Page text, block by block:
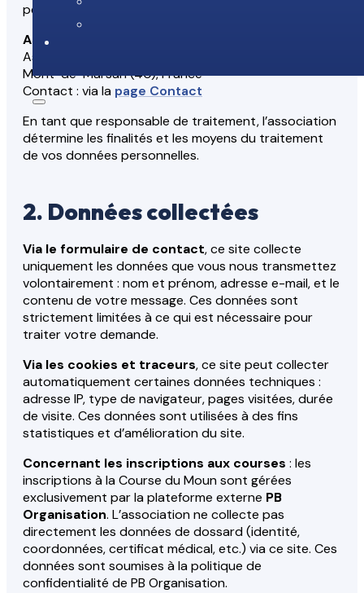
personnelles collectées via ce site est :
Association organisatrice de la Course du Moun
Association loi 1901 à but non lucratif
Mont-de-Marsan (40), France
Contact : via la page Contact
En tant que responsable de traitement, l’association
détermine les finalités et les moyens du traitement
de vos données personnelles.
2. Données collectées
Via le formulaire de contact, ce site collecte
uniquement les données que vous nous transmettez
volontairement : nom et prénom, adresse e-mail, et le
contenu de votre message. Ces données sont
strictement limitées à ce qui est nécessaire pour
traiter votre demande.
Via les cookies et traceurs, ce site peut collecter
automatiquement certaines données techniques :
adresse IP, type de navigateur, pages visitées, durée
de visite. Ces données sont utilisées à des fins
statistiques et d’amélioration du site.
Concernant les inscriptions aux courses : les
inscriptions à la Course du Moun sont gérées
exclusivement par la plateforme externe PB
Organisation. L’association ne collecte pas
directement les données de dossard (identité,
coordonnées, certificat médical, etc.) via ce site. Ces
données sont soumises à la politique de
confidentialité de PB Organisation.